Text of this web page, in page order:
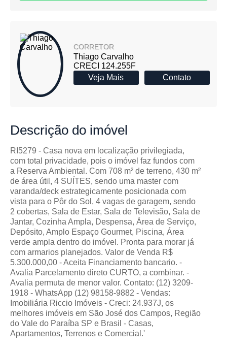
CORRETOR
Thiago Carvalho
CRECI 124.255F
Veja Mais
Contato
Descrição do imóvel
RI5279 - Casa nova em localização privilegiada,
com total privacidade, pois o imóvel faz fundos com
a Reserva Ambiental. Com 708 m² de terreno, 430 m²
de área útil, 4 SUÍTES, sendo uma master com
varanda/deck estrategicamente posicionada com
vista para o Pôr do Sol, 4 vagas de garagem, sendo
2 cobertas, Sala de Estar, Sala de Televisão, Sala de
Jantar, Cozinha Ampla, Despensa, Área de Serviço,
Depósito, Amplo Espaço Gourmet, Piscina, Área
verde ampla dentro do imóvel. Pronta para morar já
com armarios planejados. Valor de Venda R$
5.300.000,00 - Aceita Financiamento bancario. -
Avalia Parcelamento direto CURTO, a combinar. -
Avalia permuta de menor valor. Contato: (12) 3209-
1918 - WhatsApp (12) 98158-9882 - Vendas:
Imobiliária Riccio Imóveis - Creci: 24.937J, os
melhores imóveis em São José dos Campos, Região
do Vale do Paraíba SP e Brasil - Casas,
Apartamentos, Terrenos e Comercial.'